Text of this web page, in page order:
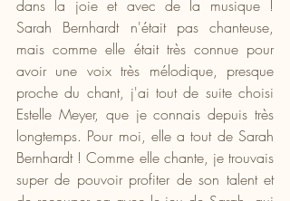
dans la joie et avec de la musique !
Sarah Bernhardt n'était pas chanteuse,
mais comme elle était très connue pour
avoir une voix très mélodique, presque
proche du chant, j'ai tout de suite choisi
Estelle Meyer, que je connais depuis très
longtemps. Pour moi, elle a tout de Sarah
Bernhardt ! Comme elle chante, je trouvais
super de pouvoir profiter de son talent et